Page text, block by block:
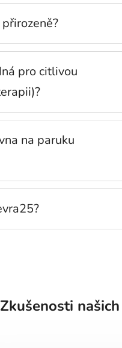
pro citlivou
na paruku
Zkušenosti